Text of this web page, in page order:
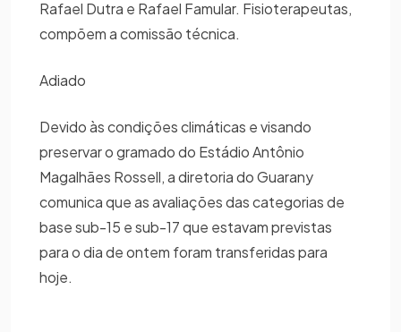
Rafael Dutra e Rafael Famular. Fisioterapeutas,
compõem a comissão técnica.
Adiado
Devido às condições climáticas e visando
preservar o gramado do Estádio Antônio
Magalhães Rossell, a diretoria do Guarany
comunica que as avaliações das categorias de
base sub-15 e sub-17 que estavam previstas
para o dia de ontem foram transferidas para
hoje.